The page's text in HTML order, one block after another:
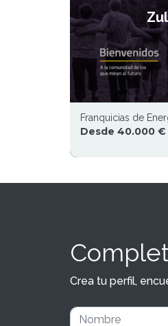
Franquicias de
Desde 40.000 €
Crea tu perfil,